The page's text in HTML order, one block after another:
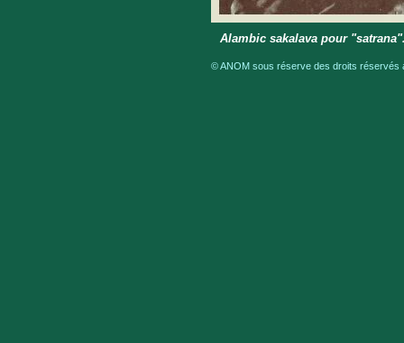
Alambic sakalava pour
© ANOM sous réserve des droits réservés